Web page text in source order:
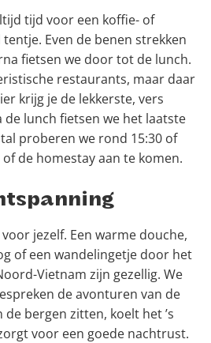
tijd voor een koffie- of
Even de benen strekken
fietsen we door tot de lunch.
restaurants, maar daar
krijg je de lekkerste, vers
de lunch fietsen we het laatste
proberen we rond 15:30 of
de homestay aan te komen.
jezelf. Een warme douche,
of een wandelingetje door het
Vietnam zijn gezellig. We
de avonturen van de
de bergen zitten, koelt het ’s
voor een goede nachtrust.